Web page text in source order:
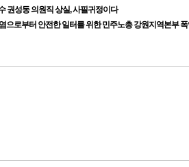
권성동 의원직 상실, 사필귀정이다
으로부터 안전한 일터를 위한 민주노총 강원지역본부